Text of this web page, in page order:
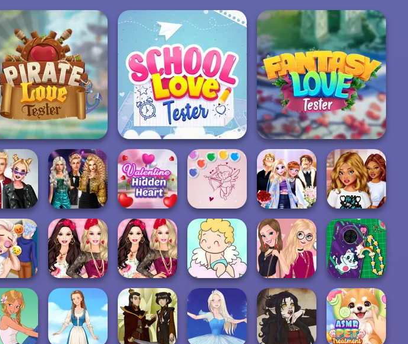
Pirate Love Tester School Love Tester Fantasy Love Tester
Hate
Party Crashers
Ex-Boyfriend
Ed...
Valentine Hidden
Heart
Bubble Shooter
Valentine
Sisters Speed
Dating
BFFs Guide To
Breakup
Breakup
Plan
Barbie's
Valentines Love
Barbie's Perfect
Valentine
Valentine's Love
Test
Frozen Sisters
Double Date
DIY Phone Case
Shop